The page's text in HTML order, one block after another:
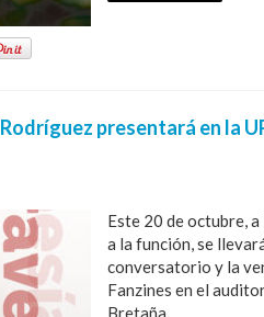
presentará en la
Este 20 de octubre,
a la función, se
conversatorio y la
Fanzines en el
Bretaña.